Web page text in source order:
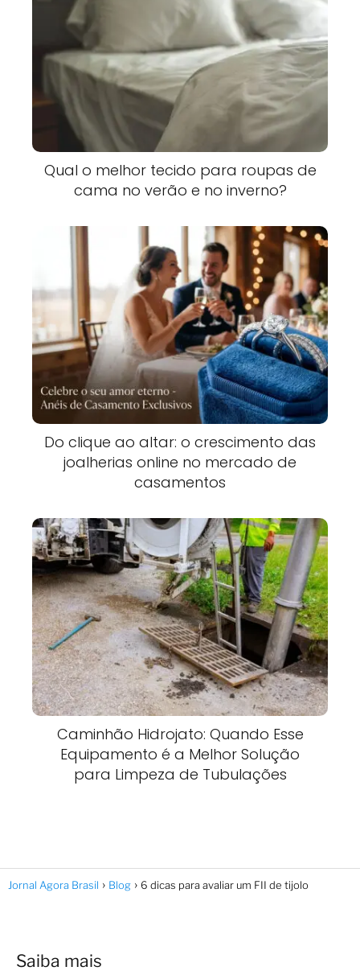
Qual o melhor tecido para roupas de
cama no verão e no inverno?
Do clique ao altar: o crescimento das
joalherias online no mercado de
casamentos
Caminhão Hidrojato: Quando Esse
Equipamento é a Melhor Solução
para Limpeza de Tubulações
Jornal Agora Brasil Blog 6 dicas para avaliar um FII de tijolo
Saiba mais